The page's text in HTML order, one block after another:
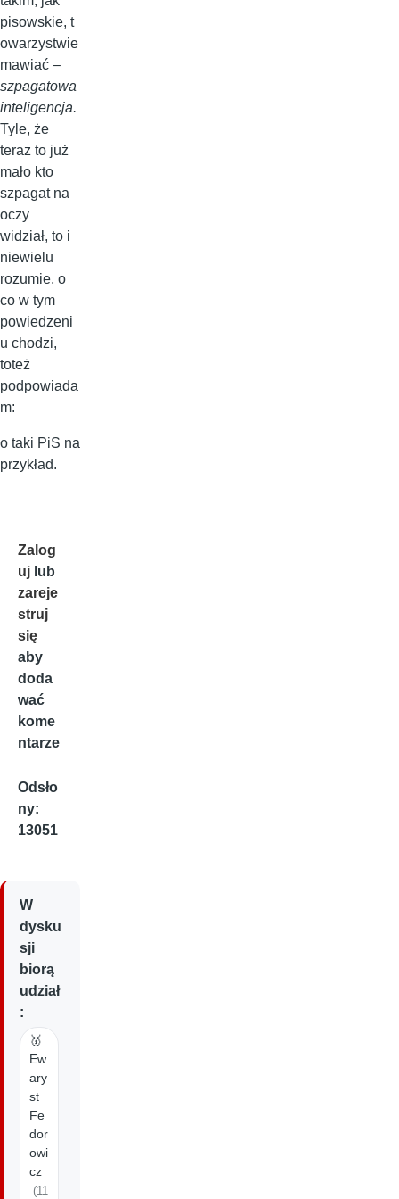
pisowskie, t
owarzystwie
mawiać –
szpagatowa
inteligencja.
Tyle, że
teraz to już
mało kto
szpagat na
oczy
widział, to i
niewielu
rozumie, o
co w tym
powiedzeni
u chodzi,
toteż
podpowiada
m:
o taki PiS na
przykład.
Zalog
uj lub
zareje
struj
się
aby
doda
wać
kome
ntarze
Odsło
ny:
13051
W
dysku
sji
biorą
udział
:
🥇
Ew
ary
st
Fe
dor
owi
cz
(11